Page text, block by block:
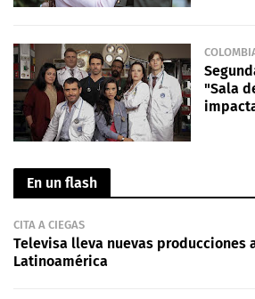
"Sala
En un flash
CITA A CIEGAS
Televisa lleva nuevas producciones
Latinoamérica